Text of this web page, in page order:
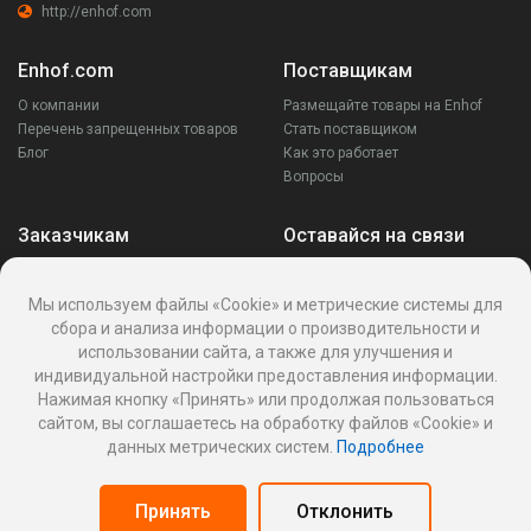
http://enhof.com
Enhof.com
О компании
Перечень запрещенных товаров
Блог
Поставщикам
Размещайте товары на Enhof
Стать поставщиком
Как это работает
Вопросы
Заказчикам
Написать поставщику
Реквизиты
Оставайся на связи
Политика обработки персональных данных
Оферта пользования информационной платформой
Мы используем файлы «Cookie» и метрические системы для
сбора и анализа информации о производительности и
использовании сайта, а также для улучшения и
индивидуальной настройки предоставления информации.
Нажимая кнопку «Принять» или продолжая пользоваться
сайтом, вы соглашаетесь на обработку файлов «Cookie» и
данных метрических систем. Подробнее
Принять Отклонить